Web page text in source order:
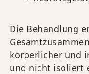
Die Behandlung
körperlicher und
und nicht isoliert